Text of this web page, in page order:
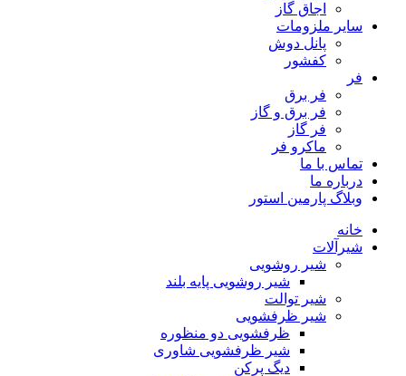
اجاق گاز
سایر ملزومات
پانل دوش
کفشور
فر
فر برق
فر برق و گاز
فر گاز
ماكرو فر
تماس با ما
درباره ما
وبلاگ پارمین استور
خانه
شیرآلات
شیر روشویی
شیر روشویی پایه بلند
شیر توالت
شیر ظرفشویی
ظرفشویی دو منظوره
شیر ظرفشویی شاوری
دیگ پرکن